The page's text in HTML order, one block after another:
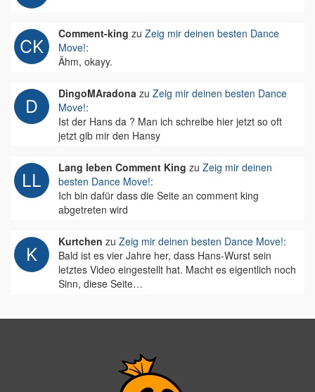
Comment-king zu Zeig mir deinen besten Dance
Move!:
Ähm, okayy.
DingoMAradona zu Zeig mir deinen besten Dance
Move!:
Ist der Hans da ? Man ich schreibe hier jetzt so oft
jetzt gib mir den Hansy
Lang leben Comment King zu Zeig mir deinen
besten Dance Move!:
Ich bin dafür dass die Seite an comment king
abgetreten wird
Kurtchen zu Zeig mir deinen besten Dance Move!:
Bald ist es vier Jahre her, dass Hans-Wurst sein
letztes Video eingestellt hat. Macht es eigentlich noch
Sinn, diese Seite…